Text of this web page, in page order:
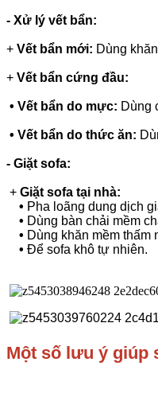
- Xử lý vết bẩn:
+ Vết bẩn mới: Dùng
+ Vết bẩn cứng đầu:
• Vết bẩn do mực: Dùng
• Vết bẩn do thức ăn:
- Giặt sofa:
+ Giặt sofa tại nhà:
• Pha loãng dung dịch
• Dùng bàn chải mềm
• Dùng khăn mềm
• Để sofa khô tự nhiên.
Một số lưu ý giúp